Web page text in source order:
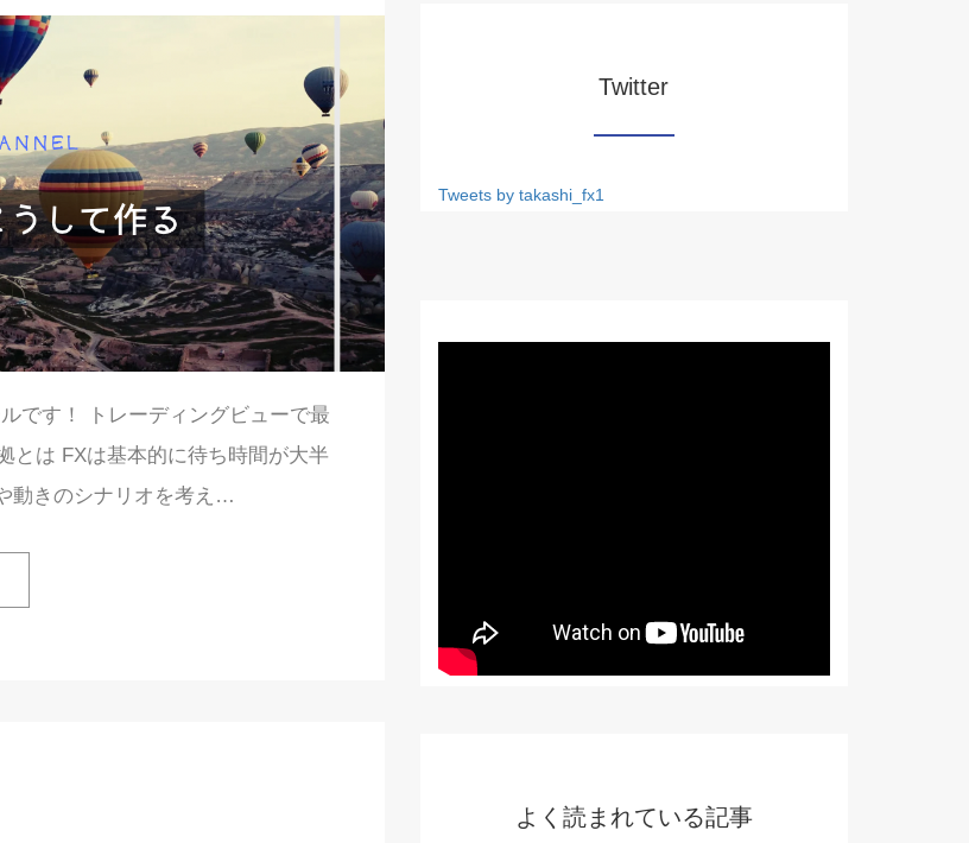
です！ トレーディングビューで最
とは FXは基本的に待ち時間が大半
動きのシナリオを考え…
Twitter
Tweets by takashi_fx1
よく読まれている記事